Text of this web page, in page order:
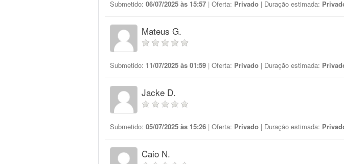
Submetido: 06/07/2025 às 15:57 | Oferta: Privado | Duração estimada:
Mateus G.
Submetido: 11/07/2025 às 01:59 | Oferta: Privado | Duração estimada:
Jacke D.
Submetido: 05/07/2025 às 15:26 | Oferta: Privado | Duração estimada:
Caio N.